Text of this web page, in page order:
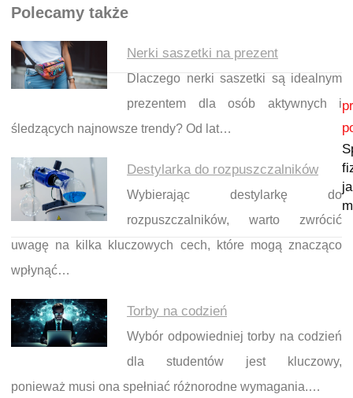
Polecamy także
Nerki saszetki na prezent
Dlaczego nerki saszetki są idealnym
prezentem dla osób aktywnych i
śledzących najnowsze trendy? Od lat…
Destylarka do rozpuszczalników
Wybierając destylarkę do
rozpuszczalników, warto zwrócić
uwagę na kilka kluczowych cech, które mogą znacząco
wpłynąć…
Torby na codzień
Wybór odpowiedniej torby na codzień
dla studentów jest kluczowy,
ponieważ musi ona spełniać różnorodne wymagania.…
Nawigacja wpisu